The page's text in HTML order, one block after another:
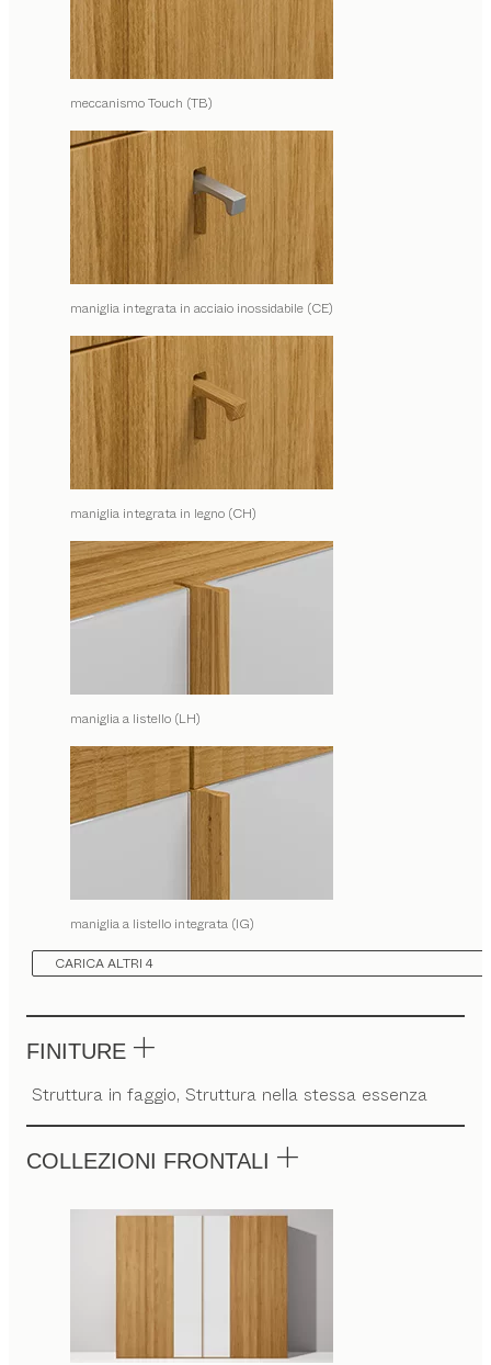
meccanismo Touch (TB)
maniglia integrata in acciaio inossidabile (CE)
maniglia integrata in legno (CH)
maniglia a listello (LH)
maniglia a listello integrata (IG)
CARICA ALTRI 4
FINITURE
Struttura in faggio, Struttura nella stessa essenza
COLLEZIONI FRONTALI